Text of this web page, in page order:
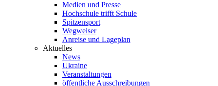
Medien und Presse
Hochschule trifft Schule
Spitzensport
Wegweiser
Anreise und Lageplan
Aktuelles
News
Ukraine
Veranstaltungen
öffentliche Ausschreibungen